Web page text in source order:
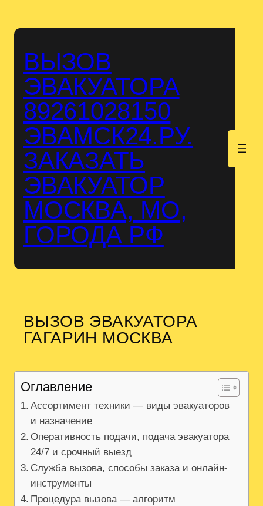
ВЫЗОВ
ЭВАКУАТОРА
89261028150
ЭВАМСК24.РУ.
ЗАКАЗАТЬ
ЭВАКУАТОР
МОСКВА, МО,
ГОРОДА РФ
ВЫЗОВ ЭВАКУАТОРА
ГАГАРИН МОСКВА
Оглавление
Ассортимент техники — виды эвакуаторов
и назначение
Оперативность подачи, подача эвакуатора
24/7 и срочный выезд
Служба вызова, способы заказа и онлайн-
инструменты
Процедура вызова — алгоритм